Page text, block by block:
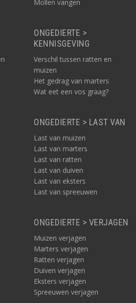
Mollen vangen
ONGEDIERTE >
KENNISGEVING
Verschil tussen ratten en
muizen
Het gedrag van marters
Wat eet een vos graag?
ONGEDIERTE > LAST VAN
Last van muizen
Last van marters
Last van ratten
Last van duiven
Last van eksters
Last van spreeuwen
ONGEDIERTE > VERJAGEN
Muizen verjagen
Marters verjagen
Ratten verjagen
Duiven verjagen
Eksters verjagen
Spreeuwen verjagen